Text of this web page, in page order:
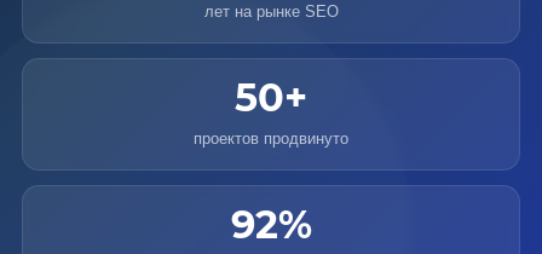
лет на рынке SEO
50+
проектов продвинуто
92%